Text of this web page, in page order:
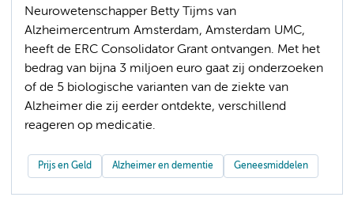
Neurowetenschapper Betty Tijms van
Alzheimercentrum Amsterdam, Amsterdam UMC,
heeft de ERC Consolidator Grant ontvangen. Met het
bedrag van bijna 3 miljoen euro gaat zij onderzoeken
of de 5 biologische varianten van de ziekte van
Alzheimer die zij eerder ontdekte, verschillend
reageren op medicatie.
Prijs en Geld Alzheimer en dementie Geneesmiddelen